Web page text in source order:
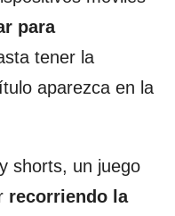
para
tener la
aparezca en la
shorts, un juego
recorriendo la